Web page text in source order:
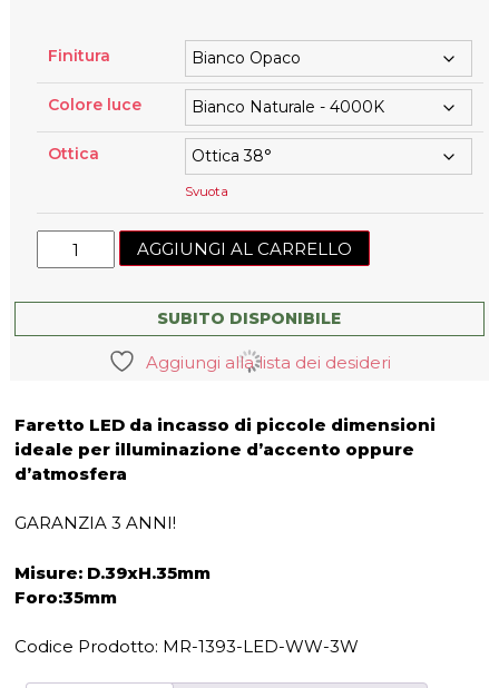
Finitura
Colore luce
Ottica
Svuota
faretto
incasso
AGGIUNGI AL CARRELLO
SUBITO DISPONIBILE
Aggiungi alla lista dei desideri
Faretto LED da incasso di piccole dimensioni
ideale per illuminazione d’accento oppure
d’atmosfera
GARANZIA 3 ANNI!
Misure: D.39xH.35mm
Foro:35mm
Codice Prodotto: MR-1393-LED-WW-3W